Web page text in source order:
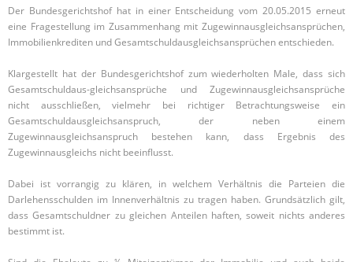
Der Bundesgerichtshof hat in einer Entscheidung vom 20.05.2015 erneut
eine Fragestellung im Zusammenhang mit Zugewinnausgleichsansprüchen,
Immobilienkrediten und Gesamtschuldausgleichsansprüchen entschieden.
Klargestellt hat der Bundesgerichtshof zum wiederholten Male, dass sich
Gesamtschuldaus-gleichsansprüche und Zugewinnausgleichsansprüche
nicht ausschließen, vielmehr bei richtiger Betrachtungsweise ein
Gesamtschuldausgleichsanspruch, der neben einem
Zugewinnausgleichsanspruch bestehen kann, dass Ergebnis des
Zugewinnausgleichs nicht beeinflusst.
Dabei ist vorrangig zu klären, in welchem Verhältnis die Parteien die
Darlehensschulden im Innenverhältnis zu tragen haben. Grundsätzlich gilt,
dass Gesamtschuldner zu gleichen Anteilen haften, soweit nichts anderes
bestimmt ist.